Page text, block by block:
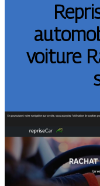
voiture